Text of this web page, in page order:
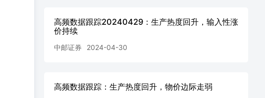
高频数据跟踪20240429：生产热度回升，输入性涨
价持续
中邮证券 2024-04-30
高频数据跟踪：生产热度回升，物价边际走弱